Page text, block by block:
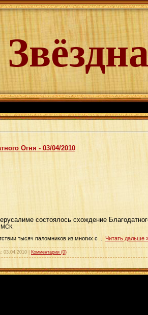
Огня - 03/04/2010
состоялось схождение
МСК.
тысяч паломников из многих с
Читать дальше
03.04.2010 Комментарии (0)